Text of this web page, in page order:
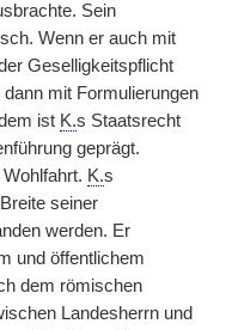
Sein
Wenn er auch mit
Geselligkeitspflicht
mit Formulierungen
ist K.s Staatsrecht
geprägt.
K.s
seiner
werden. Er
und öffentlichem
dem römischen
Landesherrn und